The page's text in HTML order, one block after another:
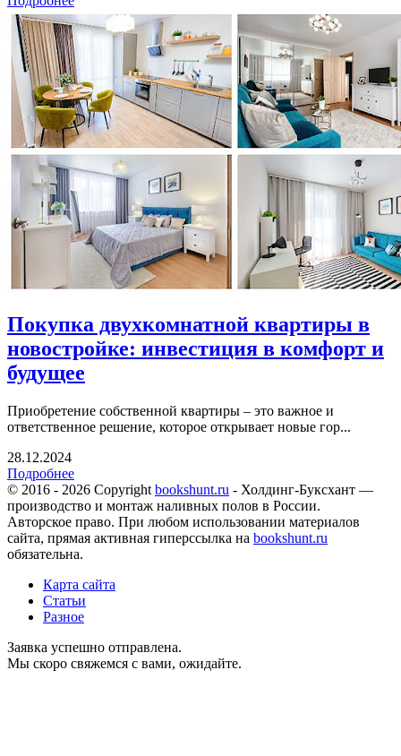
Покупка двухкомнатной квартиры в
новостройке: инвестиция в комфорт и
будущее
Приобретение собственной квартиры – это важное и
ответственное решение, которое открывает новые гор...
28.12.2024
Подробнее
© 2016 - 2026 Copyright bookshunt.ru - Холдинг-Буксхант —
производство и монтаж наливных полов в России.
Авторское право. При любом использовании материалов
сайта, прямая активная гиперссылка на bookshunt.ru
обязательна.
Карта сайта
Статьи
Разное
Заявка успешно отправлена.
Мы скоро свяжемся с вами, ожидайте.